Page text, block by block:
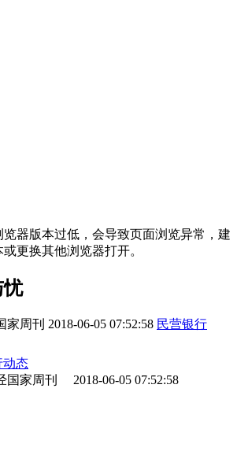
器版本过低，会导致页面浏览异常，建
更换其他浏览器打开。
忧
家周刊 2018-06-05 07:52:58 民营银行
动态
家周刊 2018-06-05 07:52:58